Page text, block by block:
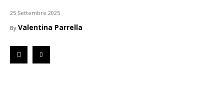
25 Settembre 2025
By Valentina Parrella